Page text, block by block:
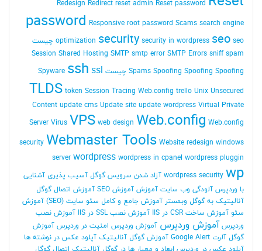
Redesign Redirect reset admin Reset password
password Responsive root password Scams search engine
optimization security security in wordpress seo seo چیست
Session Shared Hosting SMTP smtp error SMTP Errors sniff spam
Spams Spoofing Spoofing Spoofing چیست Spyware ssh ssl
TLDS token Session Tracing Web.config trello Unix Unsecured
Content update cms Update site update wordpress Virtual Private
Server Virus VPS web design Web.config Web.config
security Webmaster Tools Website redesign windows
server wordpress wordpress in cpanel wordpress pluggin
wordpress security wp آزاد شدن سرویس گوگل آسیب پذیری آشنایی
با وردپرس آلودگی وب سایت آموزش آموزش SEO
آموزش اتصال گوگل
آنالیتیک به گوگل وبمستر آموزش جامع و کامل سئو سایت (SEO)
آموزش
سئو آموزش ساخت CSR در IIS آموزش نصب SSL در IIS
آموزش نصب
وردپرس آموزش وردپرس آموزش وردپرس امنیت در وردپرس آموزش
گوگل آلرت Google Alert
آموزش گوگل آنالیتیک آپلود عکس در نوشته ها